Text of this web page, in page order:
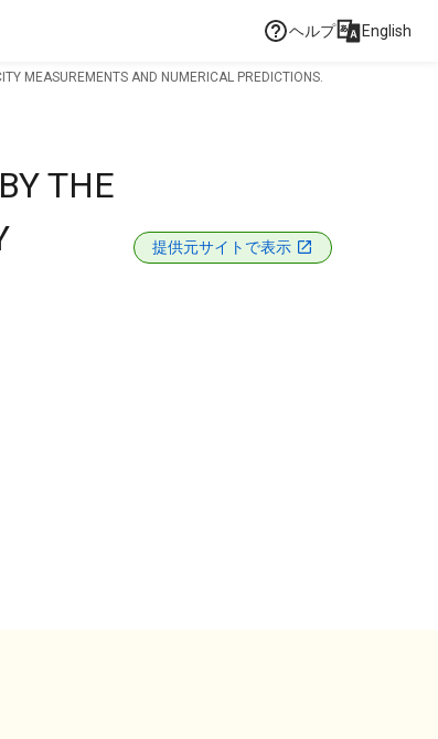
ヘルプ English
MEASUREMENTS AND NUMERICAL PREDICTIONS.
THE
提供元サイトで表示